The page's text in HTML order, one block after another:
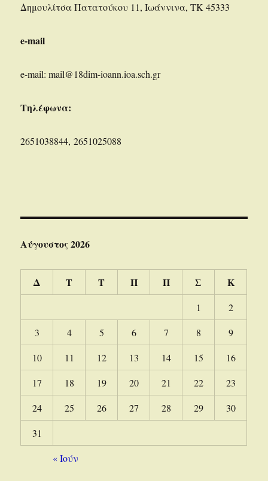
Δημουλίτσα Πατατούκου 11, Ιωάννινα, ΤΚ 45333
e-mail
e-mail: mail@18dim-ioann.ioa.sch.gr
Τηλέφωνα:
2651038844, 2651025088
Αύγουστος 2026
Δ Τ Τ Π Π Σ Κ
1
2
3
4 5 6 7 8
9
10
11 12 13 14 15
16
17
18 19 20 21 22
23
24
25 26 27 28 29
30
31
« Ιούν